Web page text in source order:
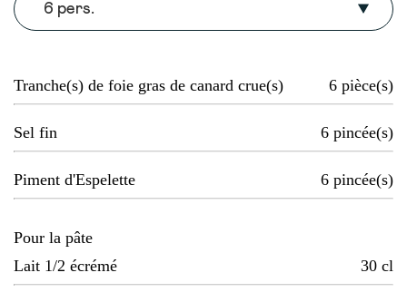
6 pers.
Tranche(s) de foie gras de canard crue(s) 6 pièce(s)
Sel fin 6 pincée(s)
Piment d'Espelette 6 pincée(s)
Pour la pâte
Lait 1/2 écrémé
30 cl